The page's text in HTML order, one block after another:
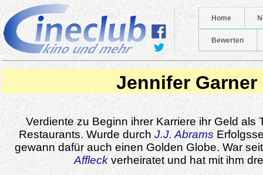
Home
Bewerten
Jennifer Garner
Verdiente zu Beginn ihrer Karriere ihr Geld als
Restaurants. Wurde durchJ.J. Abrams
gewann dafür auch einen Golden Globe. War
Affleck verheiratet und hat mit ihm